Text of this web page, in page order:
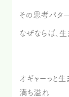
その思考パタ
なぜならば、
オギャーっと
満ち溢れ